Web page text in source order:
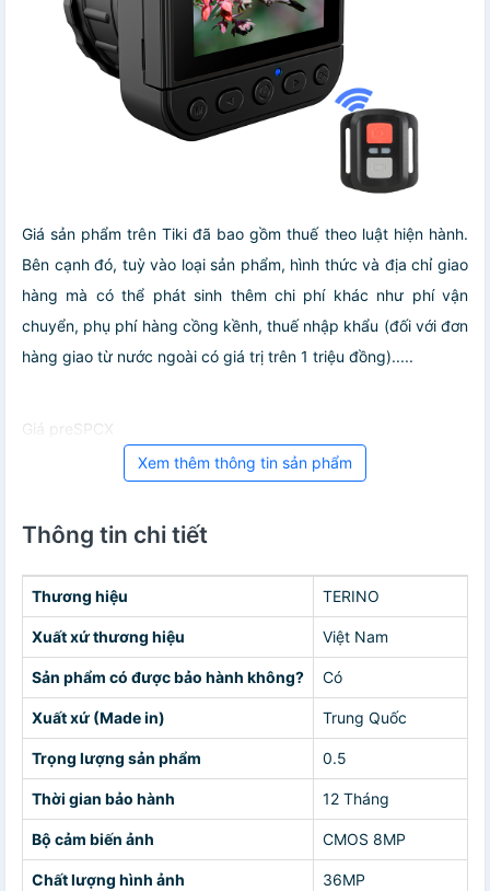
Giá sản phẩm trên Tiki đã bao gồm thuế theo luật hiện hành.
Bên cạnh đó, tuỳ vào loại sản phẩm, hình thức và địa chỉ giao
hàng mà có thể phát sinh thêm chi phí khác như phí vận
chuyển, phụ phí hàng cồng kềnh, thuế nhập khẩu (đối với đơn
hàng giao từ nước ngoài có giá trị trên 1 triệu đồng).....
Giá preSPCX
Xem thêm thông tin sản phẩm
Thông tin chi tiết
Thương hiệu TERINO
Xuất xứ thương hiệu Việt Nam
Sản phẩm có được bảo hành không? Có
Xuất xứ (Made in) Trung Quốc
Trọng lượng sản phẩm 0.5
Thời gian bảo hành 12 Tháng
Bộ cảm biến ảnh CMOS 8MP
Chất lượng hình ảnh 36MP